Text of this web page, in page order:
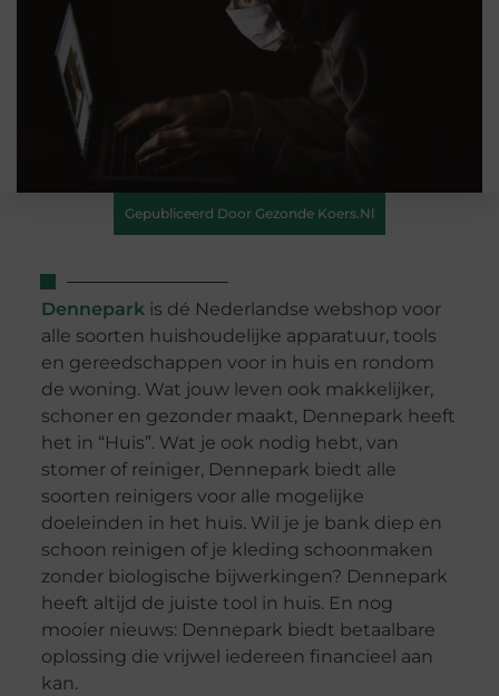
Gepubliceerd Door Gezonde Koers.nl
Dennepark is dé Nederlandse webshop voor
alle soorten huishoudelijke apparatuur, tools
en gereedschappen voor in huis en rondom
de woning. Wat jouw leven ook makkelijker,
schoner en gezonder maakt, Dennepark heeft
het in “Huis”. Wat je ook nodig hebt, van
stomer of reiniger, Dennepark biedt alle
soorten reinigers voor alle mogelijke
doeleinden in het huis. Wil je je bank diep en
schoon reinigen of je kleding schoonmaken
zonder biologische bijwerkingen? Dennepark
heeft altijd de juiste tool in huis. En nog
mooier nieuws: Dennepark biedt betaalbare
oplossing die vrijwel iedereen financieel aan
kan.